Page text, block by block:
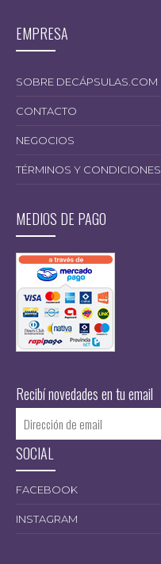
EMPRESA
SOBRE DECÁPSULAS.COM
CONTACTO
NEGOCIOS
TÉRMINOS Y CONDICIONES
MEDIOS DE PAGO
Recibí novedades en tu email
SOCIAL
FACEBOOK
INSTAGRAM